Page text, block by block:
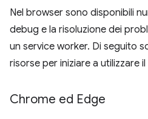
Nel browser sono disponibili
debug e la risoluzione dei
un service worker. Di seguito
risorse per iniziare a utilizzare
Chrome ed Edge